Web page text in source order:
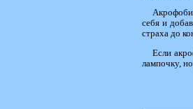
себя и
страха до
Если
лампочку,